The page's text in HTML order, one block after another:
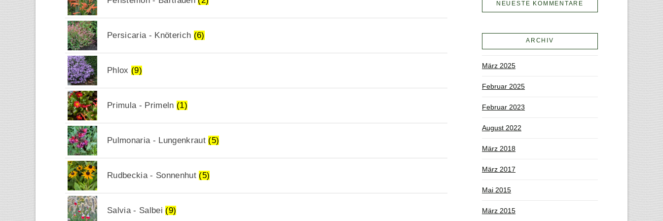
Persicaria - Knöterich (6)
Phlox (9)
Primula - Primeln (1)
Pulmonaria - Lungenkraut (5)
Rudbeckia - Sonnenhut (5)
Salvia - Salbei (9)
NEUESTE KOMMENTARE
ARCHIV
März 2025
Februar 2025
Februar 2023
August 2022
März 2018
März 2017
Mai 2015
März 2015